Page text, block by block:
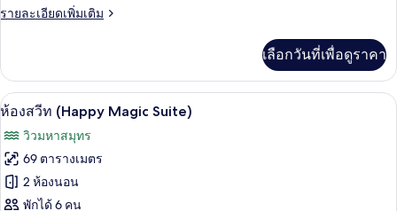
พัก
Room,
Ocean)
รายละเอียดเพิ่มเติม
ราย
เกี่ยว
กับ
ห้อง
(Happy
Magic
Room,
Ocean)
เลือกวันที่เพื่อดูราคา
เปิด
ภาพถ่าย
ทั้งหมด
ของ
ห้อง
ห้องสวีท (Happy Magic Suite) | ตู้นิร
14
ห้องสวีท (Happy Magic Suite)
วิวมหาสมุทร
69 ตารางเมตร
2 ห้องนอน
พักได้ 6 คน